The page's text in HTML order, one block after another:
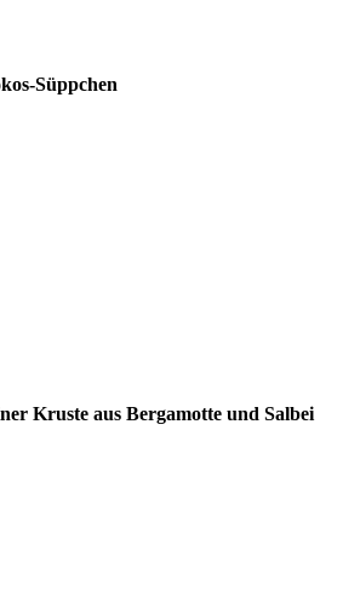
Süppchen
Kruste aus Bergamotte und Salbei